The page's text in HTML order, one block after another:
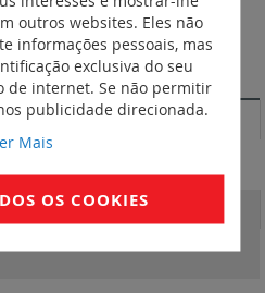
DE CONFORMIDADE
conformidade
outros websites. Eles não
informações pessoais, mas
exclusiva do seu
de internet. Se não permitir
publicidade direcionada.
Mais
OS COOKIES